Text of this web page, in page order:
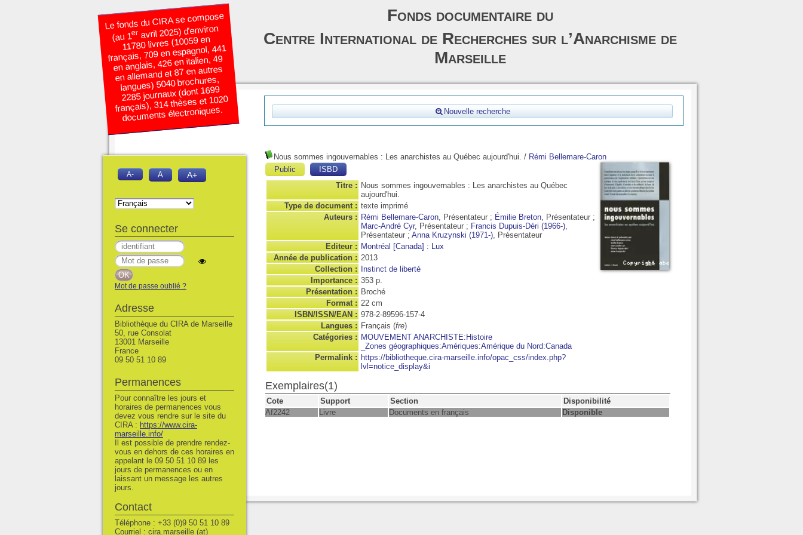
Nouvelle recherche
Nous sommes ingouvernables : Les anarchistes au Québec aujourd'hui. / Rémi Bellemare-Caron
Public
ISBD
Titre : Nous sommes ingouvernables : Les anarchistes au Québec
aujourd'hui.
Type de document : texte imprimé
Auteurs : Rémi Bellemare-Caron, Présentateur ; Émilie Breton, Présentateur ;
Marc-André Cyr, Présentateur ; Francis Dupuis-Déri (1966-),
Présentateur ; Anna Kruzynski (1971-), Présentateur
Editeur : Montréal [Canada] : Lux
Année de publication : 2013
Collection :
Instinct de liberté
Importance : 353 p.
Présentation : Broché
Format : 22 cm
ISBN/ISSN/EAN : 978-2-89596-157-4
Langues : Français (fre)
Catégories : MOUVEMENT ANARCHISTE:Histoire
_Zones géographiques:Amériques:Amérique du Nord:Canada
Permalink : https://bibliotheque.cira-marseille.info/opac_css/index.php?
lvl=notice_display&i
Exemplaires(1)
Cote Support Section
Disponibilité
Af2242
Livre Documents en français Disponible
Le fonds du CIRA se compose
(au 1eravril 2025) d’environ
11780 livres (10059 en
français, 709 en espagnol, 441
en anglais, 426 en italien, 49
en allemand et 87 en autres
langues) 5040 brochures,
2285 journaux (dont 1699
français), 314 thèses et 1020
documents électroniques.
Fonds documentaire du
Centre International de Recherches sur l’Anarchisme de
Marseille
A- A A+
Se connecter
Mot de passe oublié ?
Adresse
Bibliothèque du CIRA de Marseille
50, rue Consolat
13001 Marseille
France
09 50 51 10 89
Permanences
Pour connaître les jours et
horaires de permanences vous
devez vous rendre sur le site du
CIRA : https://www.cira-
marseille.info/
Il est possible de prendre rendez-
vous en dehors de ces horaires en
appelant le 09 50 51 10 89 les
jours de permanences ou en
laissant un message les autres
jours.
Contact
Téléphone : +33 (0)9 50 51 10 89
Courriel : cira.marseille (at)